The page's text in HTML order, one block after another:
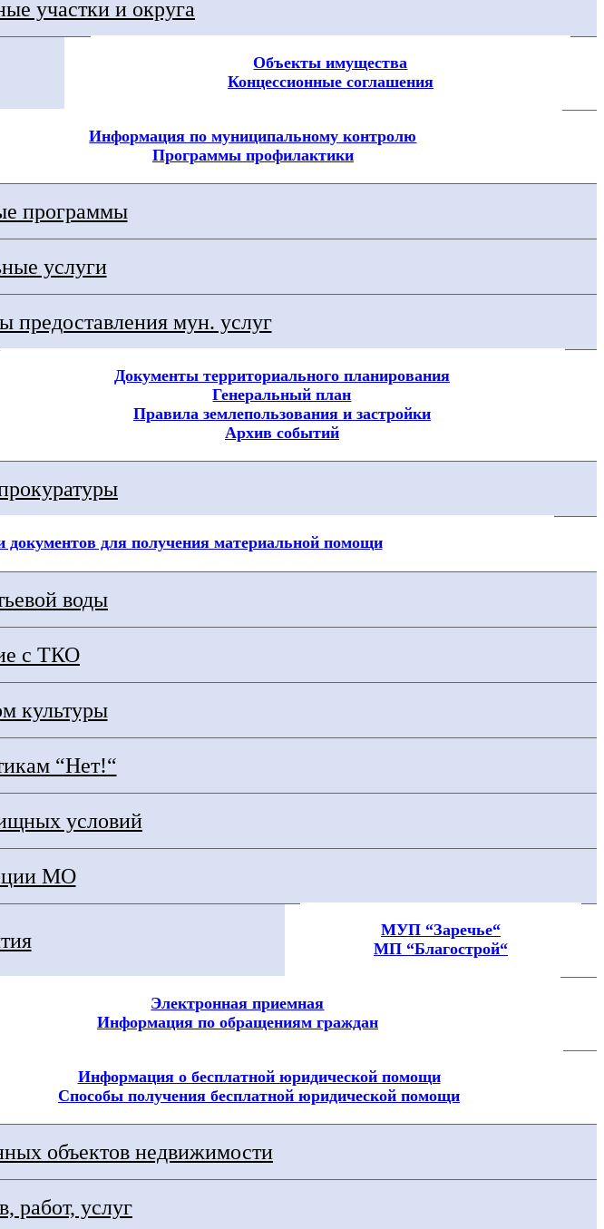
участки и округа
Объекты имущества
Концессионные соглашения
Информация по муниципальному контролю
Программы профилактики
программы
услуги
предоставления мун. услуг
Документы территориального планирования
Генеральный план
Правила землепользования и застройки
Архив событий
документов для получения материальной помощи
воды
с ТКО
культуры
“Нет!“
условий
МО
МУП “Заречье“
МП “Благострой“
Электронная приемная
Информация по обращениям граждан
Информация о бесплатной юридической помощи
Способы получения бесплатной юридической помощи
объектов недвижимости
работ, услуг